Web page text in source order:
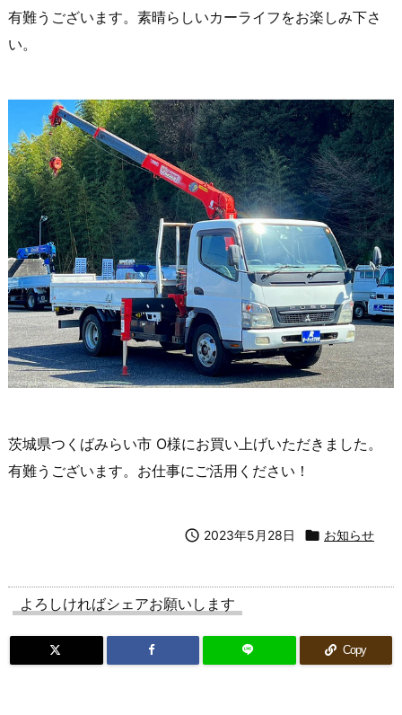
有難うございます。素晴らしいカーライフをお楽しみ下さ
い。
茨城県つくばみらい市 O様にお買い上げいただきました。
有難うございます。お仕事にご活用ください！
 2023年5月28日  お知らせ
よろしければシェアお願いします
Copy